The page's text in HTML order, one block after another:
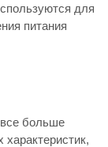
для
питания
больше